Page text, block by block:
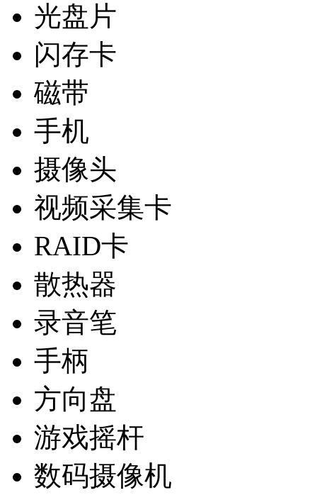
光盘片
闪存卡
磁带
手机
摄像头
视频采集卡
RAID卡
散热器
录音笔
手柄
方向盘
游戏摇杆
数码摄像机